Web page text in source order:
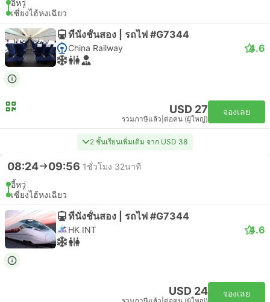
อี้หวู่
เซี่ยงไฮ้หงเฉียว
ที่นั่งชั้นสอง | รถไฟ #G7344
China Railway 4.6
USD 27
รวมภาษีแล้ว ต่อคน (ผู้ใหญ่)
จองเลย
2 ชั้นเรียนเพิ่มเติม จาก USD 38
08:24 09:56 1ชั่วโมง 32นาที
อี้หวู่
เซี่ยงไฮ้หงเฉียว
ที่นั่งชั้นสอง | รถไฟ #G7344
HK INT 4.6
USD 24 จองเลย